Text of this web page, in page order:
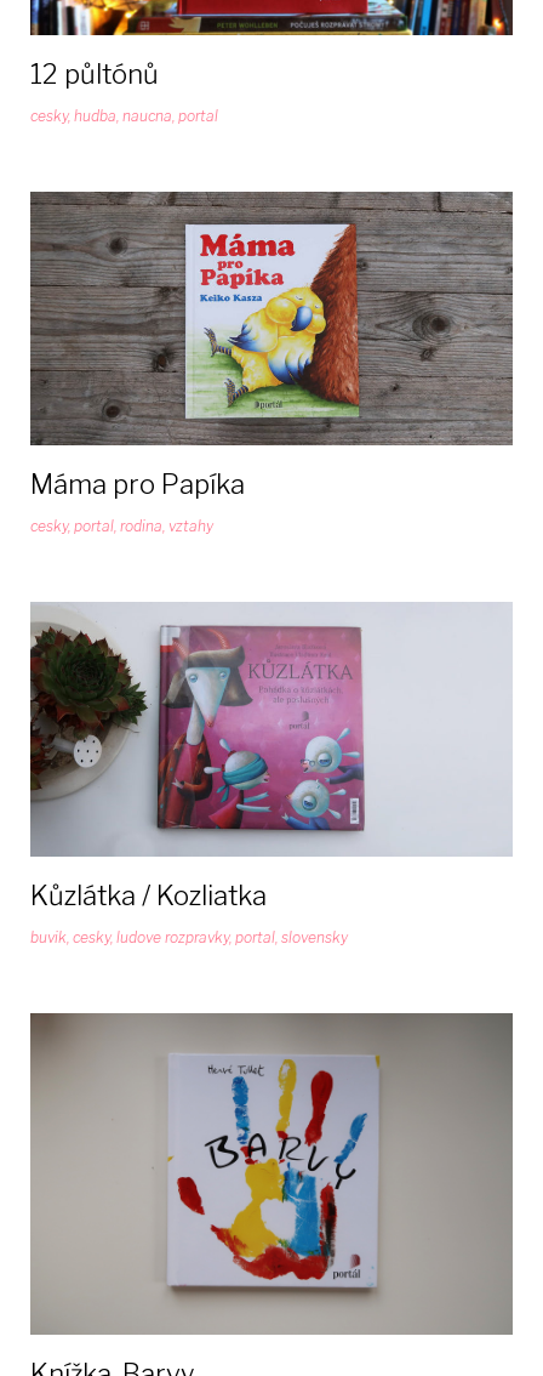
12 půltónů
cesky, hudba naucna portal
Máma pro Papíka
cesky, portal, rodina, vztahy
Kůzlátka / Kozliatka
buvik cesky, ludove rozpravky, portal slovensky